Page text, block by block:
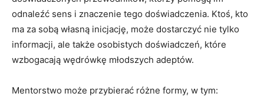
odnaleźć sens i znaczenie tego doświadczenia. Ktoś, kto
ma za sobą własną inicjację, może dostarczyć nie tylko
informacji, ale także osobistych doświadczeń, które
wzbogacają wędrówkę młodszych adeptów.
Mentorstwo może przybierać różne formy, w tym: